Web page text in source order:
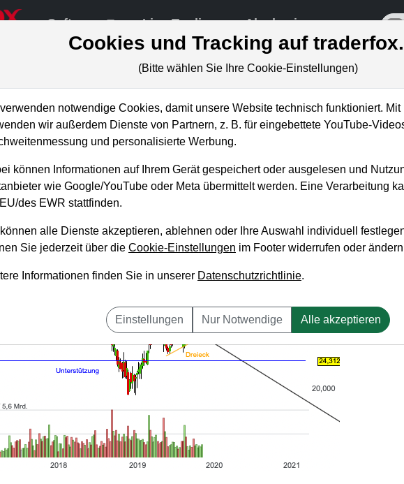
Software Live-Trading Akademie
chinesisches Amazon bereit für
Potenzial!
Cookies und Tracking auf
(Bitte wählen Sie Ihre Cookie-Einstellungen)
notwendige Cookies, damit unsere Website technisch funktioniert.
wir außerdem Dienste von Partnern, z. B. für eingebettete YouTube-
und personalisierte Werbung.
können Informationen auf Ihrem Gerät gespeichert oder ausgelesen und
wie Google/YouTube oder Meta übermittelt werden. Eine Verarbeitung
des EWR stattfinden.
alle Dienste akzeptieren, ablehnen oder Ihre Auswahl individuell
Sie jederzeit über die Cookie-Einstellungen im Footer widerrufen oder
Informationen finden Sie in unserer Datenschutzrichtlinie.
Einstellungen Nur Notwendige Alle akzeptieren